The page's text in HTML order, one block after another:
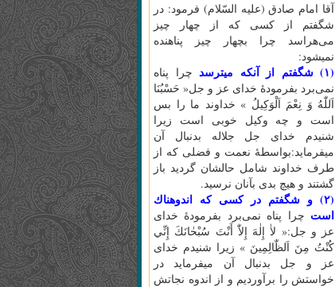
آقا امام صادق (عليه السّلام) فرمود: در
شگفتم از كسى كه از چهار چيز
مى‌هراسد چرا بچهار چيز پناهنده
نميشود:
(۱) شگفتم از آنكه ميترسد
چرا پناه
نمى‌برد بفرمودۀ خداى عز و جل« حَسْبُنَا
اَللّٰهُ‌ وَ نِعْمَ‌ اَلْوَكِيلُ‌ » خداوند ما را بس
است و چه وكيل خوبى است زيرا
شنيدم خداى جل جلاله بدنبال آن
ميفرمايد:بواسطۀ نعمت و فضلى كه از
طرف خداوند شامل حالشان گرديد باز
گشتند و هيچ بدى بآنان نرسيد.
(۲) و شگفتم در كسى كه اندوهناك
است چرا پناه نمى‌برد بفرمودۀ خداى
عز و جل:« لاٰ إِلٰهَ‌ إِلاّٰ أَنْتَ‌ سُبْحٰانَكَ‌ إِنِّي
كُنْتُ‌ مِنَ‌ اَلظّٰالِمِينَ‌ » زيرا شنيدم خداى
عز و جل بدنبال آن ميفرمايد در
خواستش را برآورديم و از اندوه نجاتش